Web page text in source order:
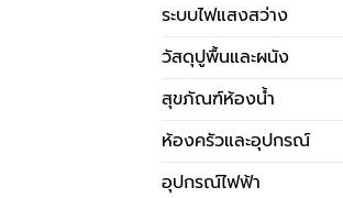
ระบบไฟแสงสว่าง
วัสดุปูพื้นและผนัง
สุขภัณฑ์ห้องน้ำ
ห้องครัวและอุปกรณ์
อุปกรณ์ไฟฟ้า